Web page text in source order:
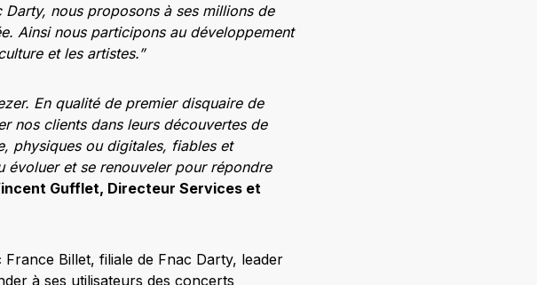
nous proposons à ses millions de
Ainsi nous participons au développement
et les artistes.”
En qualité de premier disquaire de
nos clients dans leurs découvertes de
physiques ou digitales, fiables et
évoluer et se renouveler pour répondre
Gufflet, Directeur Services et
Billet, filiale de Fnac Darty, leader
à ses utilisateurs des concerts